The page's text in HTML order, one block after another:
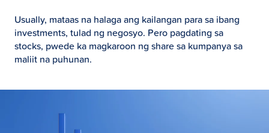
Usually, mataas na halaga ang kailangan para sa ibang
investments, tulad ng negosyo. Pero pagdating sa
stocks, pwede ka magkaroon ng share sa kumpanya sa
maliit na puhunan.